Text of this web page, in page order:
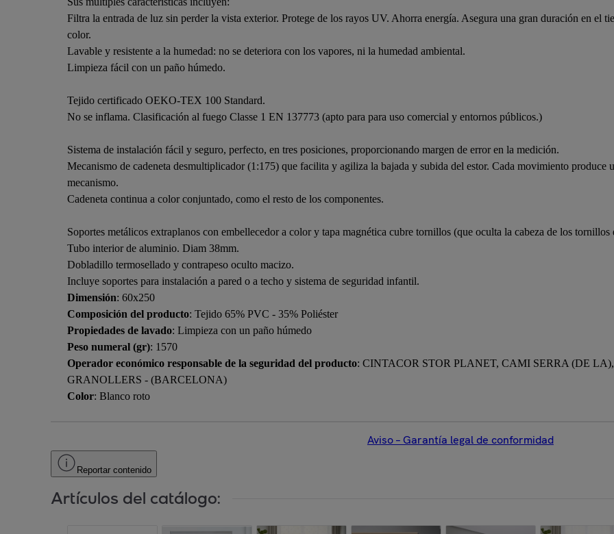
Filtra la entrada de luz sin perder la vista exterior. Protege de los rayos UV. Ahorra energía. Asegura una gran duración en el
color.
Lavable y resistente a la humedad: no se deteriora con los vapores, ni la humedad ambiental.
Limpieza fácil con un paño húmedo.
Tejido certificado OEKO-TEX 100 Standard.
No se inflama. Clasificación al fuego Classe 1 EN 137773 (apto para para uso comercial y entornos públicos.)
Sistema de instalación fácil y seguro, perfecto, en tres posiciones, proporcionando margen de error en la medición.
Mecanismo de cadeneta desmultiplicador (1:175) que facilita y agiliza la bajada y subida del estor. Cada movimiento produce
mecanismo.
Cadeneta continua a color conjuntado, como el resto de los componentes.
Soportes metálicos extraplanos con embellecedor a color y tapa magnética cubre tornillos (que oculta la cabeza de los tornillos
Tubo interior de aluminio. Diam 38mm.
Dobladillo termosellado y contrapeso oculto macizo.
Incluye soportes para instalación a pared o a techo y sistema de seguridad infantil.
Dimensión: 60x250
Composición del producto: Tejido 65% PVC - 35% Poliéster
Propiedades de lavado: Limpieza con un paño húmedo
Peso numeral (gr): 1570
Operador económico responsable de la seguridad del producto: CINTACOR STOR PLANET, CAMI SERRA (DE
GRANOLLERS - (BARCELONA)
Color: Blanco roto
Aviso – Garantía legal de conformidad
Reportar contenido
Artículos del catálogo: